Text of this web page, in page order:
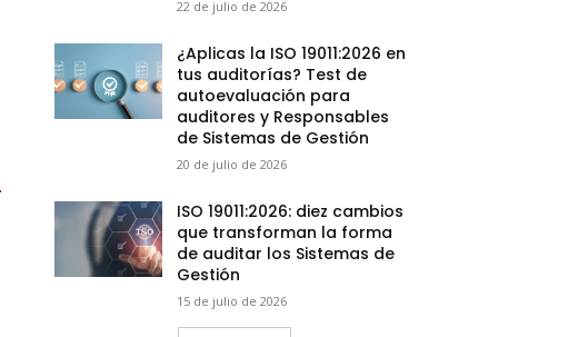
22 de julio de 2026
¿Aplicas la ISO 19011:2026 en
tus auditorías? Test de
autoevaluación para
auditores y Responsables
de Sistemas de Gestión
20 de julio de 2026
ISO 19011:2026: diez cambios
que transforman la forma
de auditar los Sistemas de
Gestión
15 de julio de 2026